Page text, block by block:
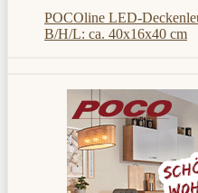
POCOline LED-
B/H/L: ca. 40x16x40 cm